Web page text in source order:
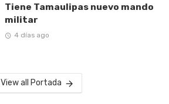
Tiene Tamaulipas nuevo mando
militar
4 días ago
View all Portada